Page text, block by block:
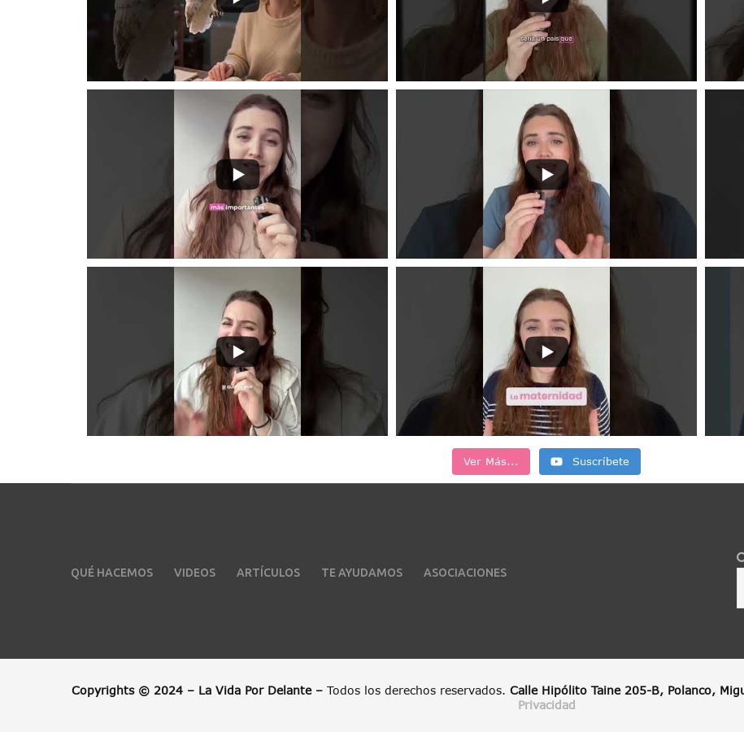
Ver Más... Suscríbete
QUÉ HACEMOS VIDEOS ARTÍCULOS TE AYUDAMOS
ASOCIACIONES
Copyrights © 2024 – La Vida Por Delante – Todos los derechos reservados. Calle Hipólito Taine 205-B, Polanco,
Privacidad